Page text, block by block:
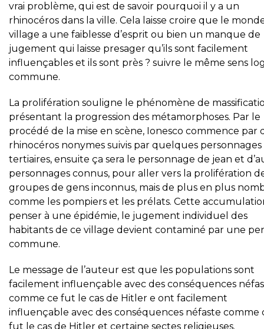
vrai problème, qui est de savoir pourquoi il y a un
rhinocéros dans la ville. Cela laisse croire que le
village a une faiblesse d’esprit ou bien un manque de
jugement qui laisse presager qu’ils sont facilement
influençables et ils sont près ? suivre le même sens
commune.
La prolifération souligne le phénomène de
présentant la progression des métamorphoses. Par le
procédé de la mise en scène, Ionesco commence par
rhinocéros nonymes suivis par quelques personnages
tertiaires, ensuite ça sera le personnage de jean et
personnages connus, pour aller vers la prolifération
groupes de gens inconnus, mais de plus en plus
comme les pompiers et les prélats. Cette
penser à une épidémie, le jugement individuel des
habitants de ce village devient contaminé par une
commune.
Le message de l’auteur est que les populations sont
facilement influençable avec des conséquences
comme ce fut le cas de Hitler e ont facilement
influençable avec des conséquences néfaste comme
fut le cas de Hitler et certaine sectes religieuses.